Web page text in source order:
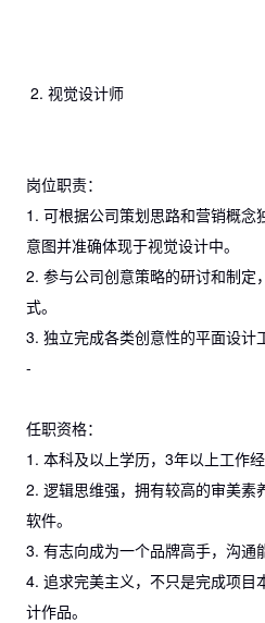
2. 视觉设计师
岗位职责：
1. 可根据公司策划思路和营销概念
意图并准确体现于视觉设计中。
2. 参与公司创意策略的研讨和制定
式。
3. 独立完成各类创意性的平面设计
-
任职资格：
1. 本科及以上学历，3年以上工作经
2. 逻辑思维强，拥有较高的审美素
软件。
3. 有志向成为一个品牌高手，沟通
4. 追求完美主义，不只是完成项目
计作品。